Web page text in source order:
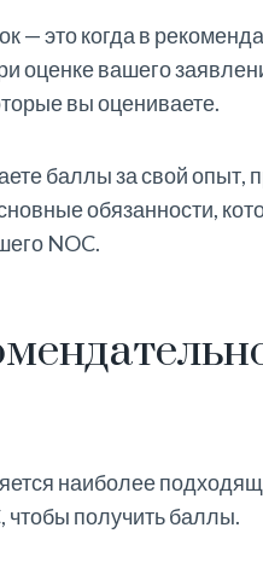
— это когда в
оценке вашего
вы оцениваете.
баллы за свой опыт,
обязанности,
NOC.
наиболее
чтобы получить баллы.